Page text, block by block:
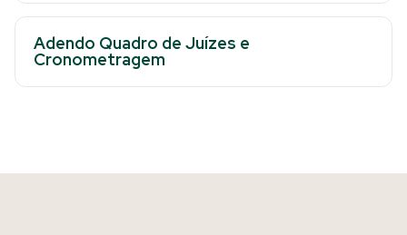
Adendo Quadro de Juízes e
Cronometragem